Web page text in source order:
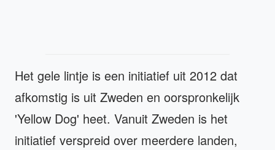
Het gele lintje is een initiatief uit 2012 dat
afkomstig is uit Zweden en oorspronkelijk
'Yellow Dog' heet. Vanuit Zweden is het
initiatief verspreid over meerdere landen,